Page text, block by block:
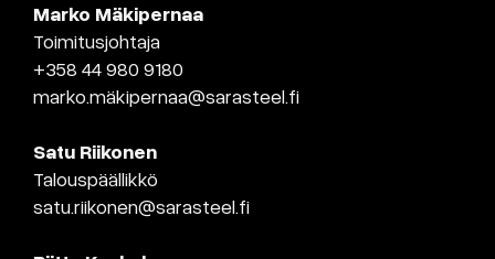
Marko Mäkipernaa
Toimitusjohtaja
+358 44 980 9180
marko.mäkipernaa@sarasteel.fi
Satu Riikonen
Talouspäällikkö
satu.riikonen@sarasteel.fi